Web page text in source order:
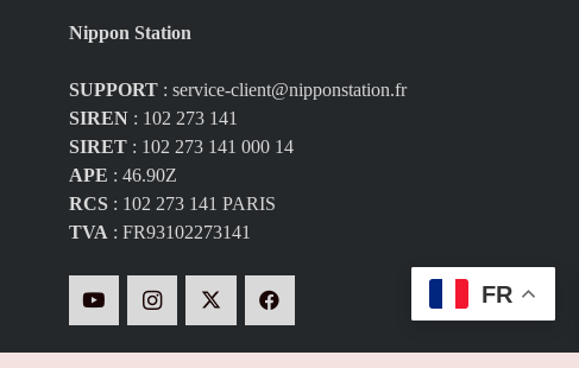
Nippon Station
SUPPORT: service-client@nipponstation.fr
SIREN: 102 273 141
SIRET: 102 273 141 000 14
APE : 46.90Z
RCS: 102 273 141 PARIS
TVA: FR93102273141
FR